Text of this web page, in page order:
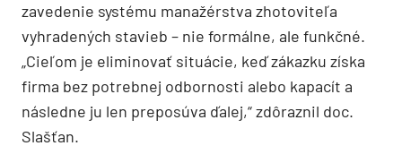
zavedenie systému manažérstva zhotoviteľa
vyhradených stavieb – nie formálne, ale funkčné.
„Cieľom je eliminovať situácie, keď zákazku získa
firma bez potrebnej odbornosti alebo kapacít a
následne ju len preposúva ďalej,“ zdôraznil doc.
Slašťan.